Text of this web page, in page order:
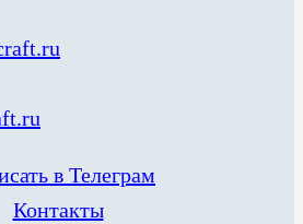
в Телеграм
Контакты